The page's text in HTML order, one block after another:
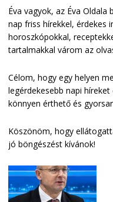
Éva vagyok, az Éva
nap friss hírekkel, érdekes
horoszkópokkal,
tartalmakkal várom az
Célom, hogy egy helyen
legérdekesebb napi
könnyen érthető és
Köszönöm, hogy
jó böngészést kívánok!